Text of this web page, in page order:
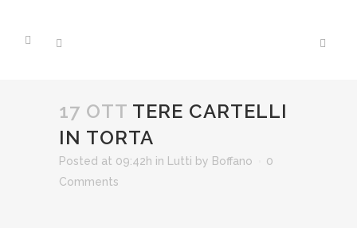
17 OTT TERE CARTELLI
IN TORTA
Posted at 09:42h in Lutti by Boffano
0
Comments